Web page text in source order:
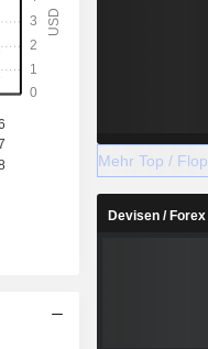
Mehr Top / Flop
Devisen / Forex